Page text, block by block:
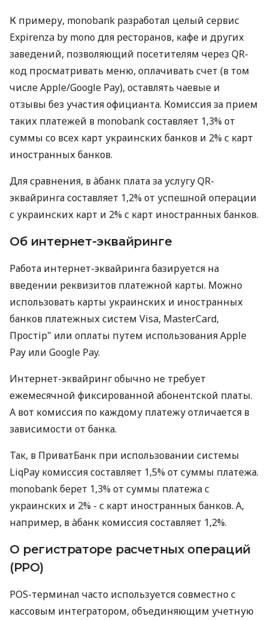
К примеру, monobank разработал целый сервис
Expirenza by mono для ресторанов, кафе и других
заведений, позволяющий посетителям через QR-
код просматривать меню, оплачивать счет (в том
числе Apple/Google Pay), оставлять чаевые и
отзывы без участия официанта. Комиссия за прием
таких платежей в monobank составляет 1,3% от
суммы со всех карт украинских банков и 2% с карт
иностранных банков.
Для сравнения, в àбанк плата за услугу QR-
эквайринга составляет 1,2% от успешной операции
с украинских карт и 2% с карт иностранных банков.
Об интернет-эквайринге
Работа интернет-эквайринга базируется на
введении реквизитов платежной карты. Можно
использовать карты украинских и иностранных
банков платежных систем Visa, MasterCard,
Простір" или оплаты путем использования Apple
Pay или Google Pay.
Интернет-эквайринг обычно не требует
ежемесячной фиксированной абонентской платы.
А вот комиссия по каждому платежу отличается в
зависимости от банка.
Так, в ПриватБанк при использовании системы
LiqPay комиссия составляет 1,5% от суммы платежа.
monobank берет 1,3% от суммы платежа с
украинских и 2% - с карт иностранных банков. А,
например, в àбанк комиссия составляет 1,2%.
О регистраторе расчетных операций
(РРО)
POS-терминал часто используется совместно с
кассовым интегратором, объединяющим учетную